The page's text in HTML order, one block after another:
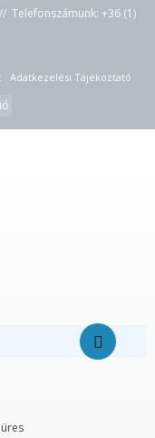
Telefonszámunk: +36 (1)
Adatkezelési Tájékoztató